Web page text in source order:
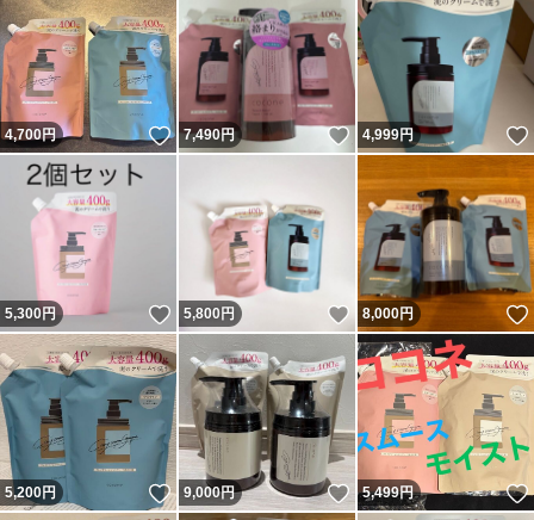
4,700円 いいね！
7,490円 いいね！
4,999円
5,300円 いいね！
5,800円 いいね！
8,000円
5,200円 いいね！
9,000円 いいね！
5,499円